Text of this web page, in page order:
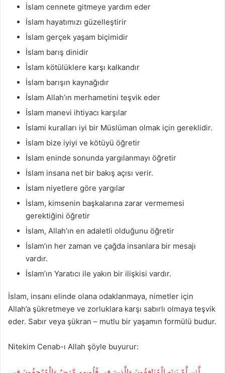
İslam cennete gitmeye yardım eder
İslam hayatımızı güzelleştirir
İslam gerçek yaşam biçimidir
İslam barış dinidir
İslam kötülüklere karşı kalkandır
İslam barışın kaynağıdır
İslam Allah’ın merhametini teşvik eder
İslam manevi ihtiyacı karşılar
İslami kuralları iyi bir Müslüman olmak için gereklidir.
İslam bize iyiyi ve kötüyü öğretir
İslam eninde sonunda yargılanmayı öğretir
İslam insana net bir bakış açısı verir.
İslam niyetlere göre yargılar
İslam, kimsenin başkalarına zarar vermemesi
gerektiğini öğretir
İslam, Allah’ın en adaletli olduğunu öğretir
İslam’ın her zaman ve çağda insanlara bir mesajı
vardır.
İslam’ın Yaratıcı ile yakın bir ilişkisi vardır.
İslam, insanı elinde olana odaklanmaya, nimetler için
Allah’a şükretmeye ve zorluklara karşı sabırlı olmaya teşvik
eder. Sabır veya şükran – mutlu bir yaşamın formülü budur.
Nitekim Cenab-ı Allah şöyle buyurur: